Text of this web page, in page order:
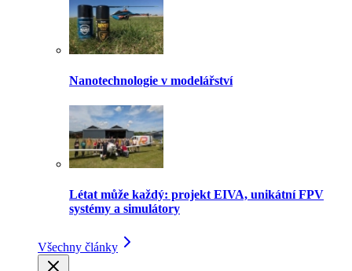
Nanotechnologie v modelářství
Létat může každý: projekt EIVA, unikátní FPV
systémy a simulátory
Všechny články